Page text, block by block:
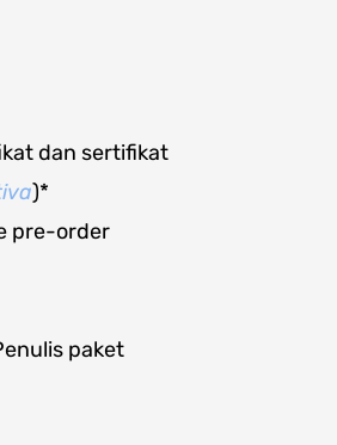
dan sertifikat
)*
pre-order
paket